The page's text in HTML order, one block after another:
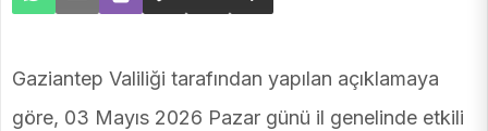
Gaziantep Valiliği tarafından yapılan açıklamaya
göre, 03 Mayıs 2026 Pazar günü il genelinde etkili